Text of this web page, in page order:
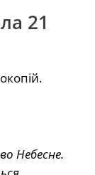
21
Небесне.